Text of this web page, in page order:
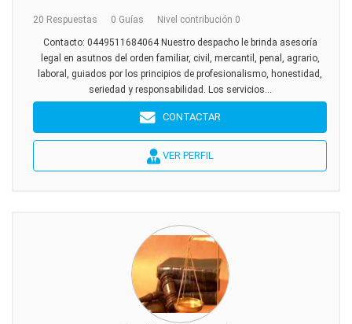
20 Respuestas 0 Guías Nivel contribución 0
Contacto: 0449511684064 Nuestro despacho le brinda asesoría
legal en asutnos del orden familiar, civil, mercantil, penal, agrario,
laboral, guiados por los principios de profesionalismo, honestidad,
seriedad y responsabilidad. Los servicios...
CONTACTAR
VER PERFIL